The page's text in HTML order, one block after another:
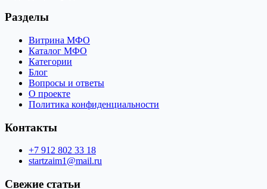
Разделы
Витрина МФО
Каталог МФО
Категории
Блог
Вопросы и ответы
О проекте
Политика конфиденциальности
Контакты
+7 912 802 33 18
startzaim1@mail.ru
Свежие статьи